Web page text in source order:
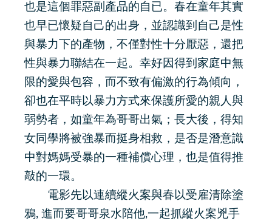
也是這個罪惡副產品的自已。春在童年其實
也早已懷疑自己的出身，並認識到自己是性
與暴力下的產物，不僅對性十分厭惡，還把
性與暴力聯結在一起。幸好因得到家庭中無
限的愛與包容，而不致有偏激的行為傾向，
卻也在平時以暴力方式來保護所愛的親人與
弱勢者，如童年為哥哥出氣；長大後，得知
女同學將被強暴而挺身相救，是否是潛意識
中對媽媽受暴的一種補償心理，也是值得推
敲的一環。
電影先以連續縱火案與春以受雇清除塗
鴉, 進而要哥哥泉水陪他,一起抓縱火案兇手